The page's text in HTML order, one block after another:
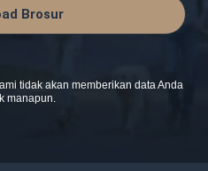
Brosur
tidak akan memberikan data Anda
manapun.